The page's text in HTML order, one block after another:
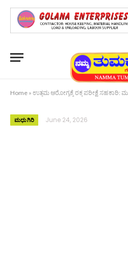
Home » ಉತ್ತಮ ಆರೋಗ್ಯಕ್ಕೆ ರಕ್ತ ಪರೀಕ್ಷೆ ಸಹಕಾರಿ:
ಮಧುಗಿರಿ June 24, 2026